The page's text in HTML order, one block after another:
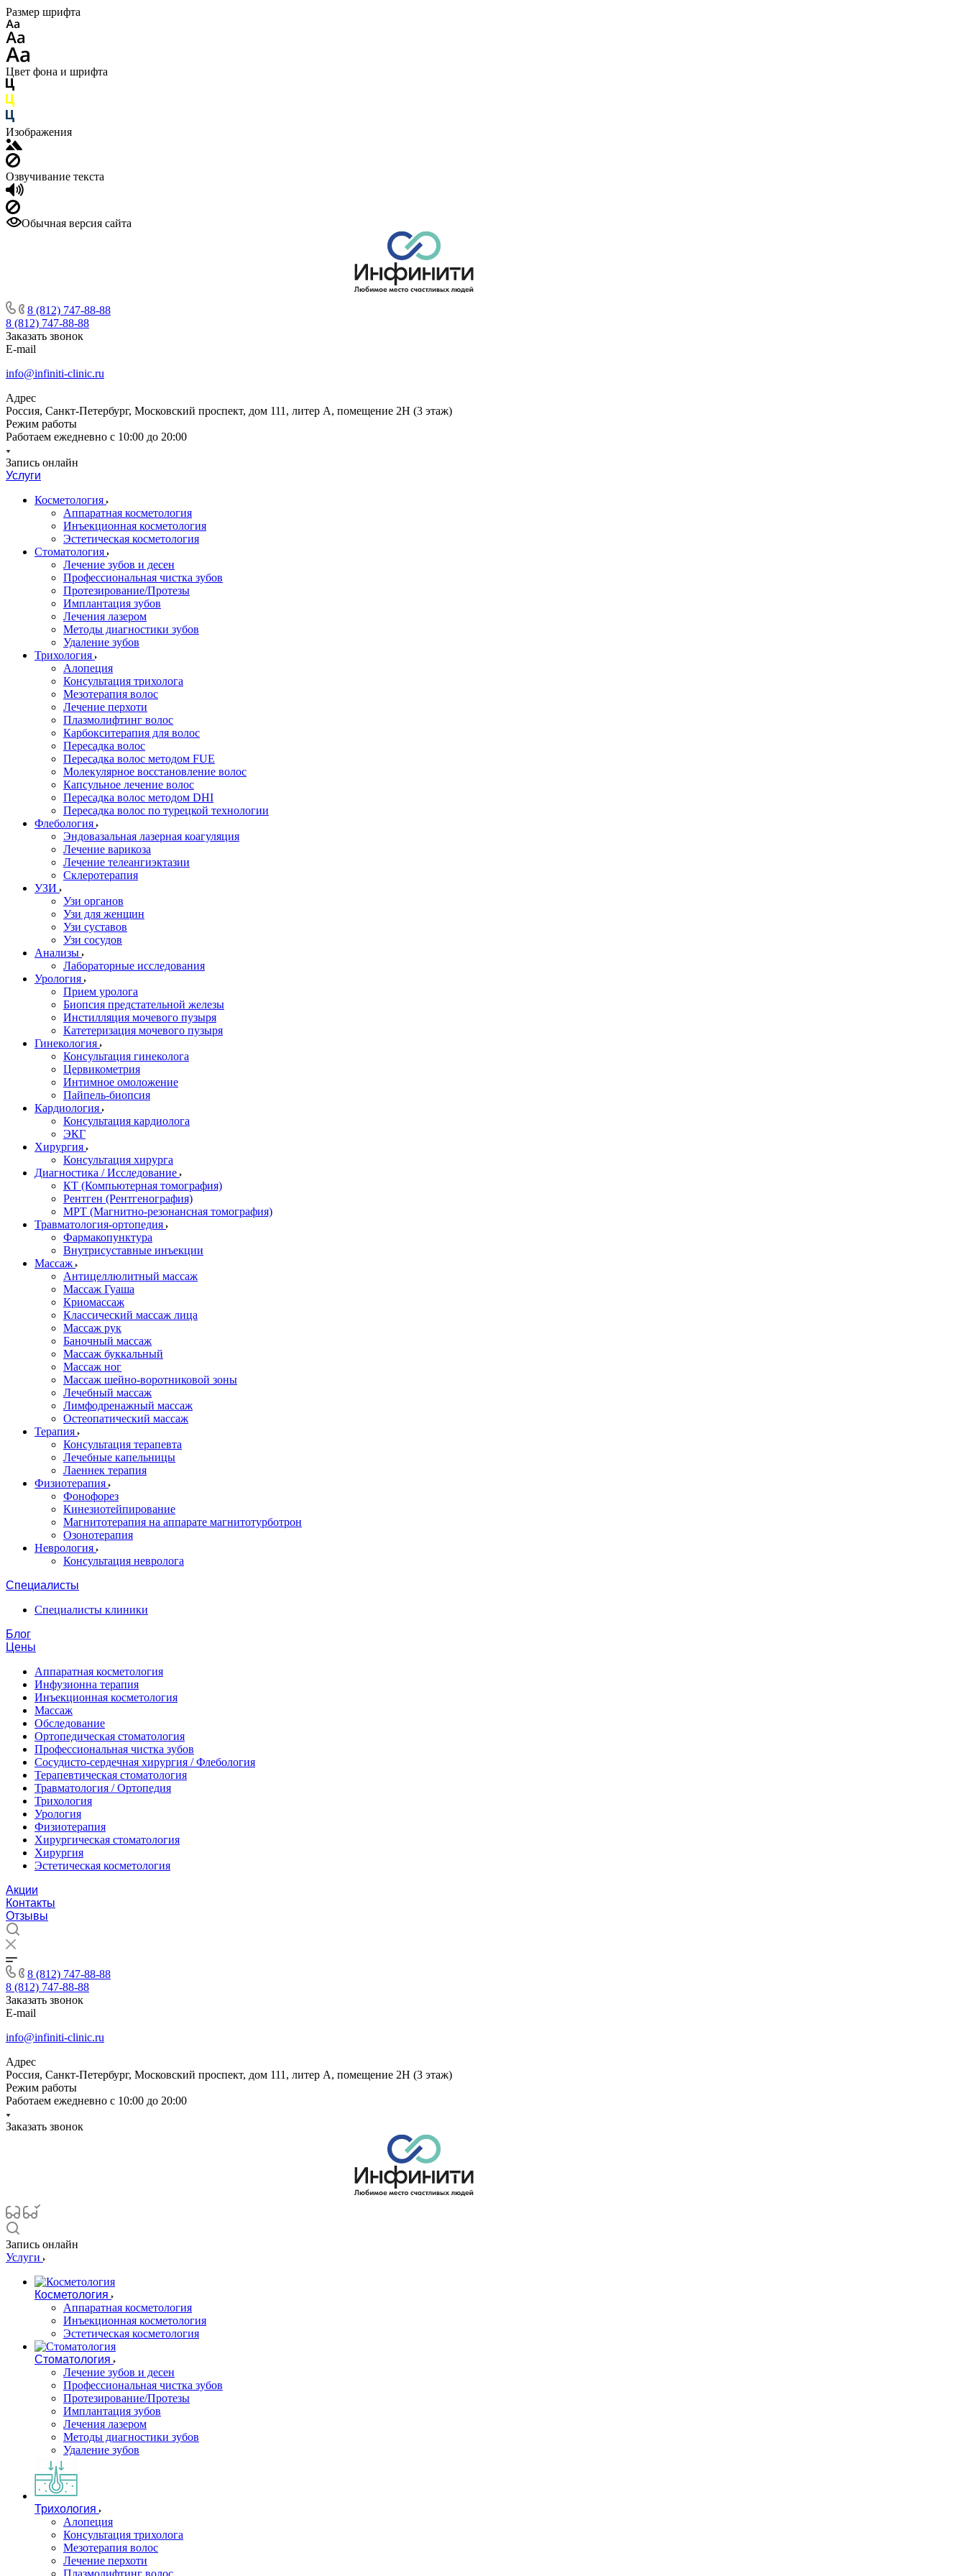
Размер шрифта
Цвет фона и шрифта
Изображения
Озвучивание текста
Обычная версия сайта
8 (812) 747-88-88
8 (812) 747-88-88
Заказать звонок
E-mail
info@infiniti-clinic.ru
Адрес
Россия, Санкт-Петербург, Московский проспект, дом 111, литер А, помещение 2Н (3 этаж)
Режим работы
Работаем ежедневно с 10:00 до 20:00
Запись онлайн
Услуги
Косметология
Аппаратная косметология
Инъекционная косметология
Эстетическая косметология
Стоматология
Лечение зубов и десен
Профессиональная чистка зубов
Протезирование/Протезы
Имплантация зубов
Лечения лазером
Методы диагностики зубов
Удаление зубов
Трихология
Алопеция
Консультация трихолога
Мезотерапия волос
Лечение перхоти
Плазмолифтинг волос
Карбокситерапия для волос
Пересадка волос
Пересадка волос методом FUE
Молекулярное восстановление волос
Капсульное лечение волос
Пересадка волос методом DHI
Пересадка волос по турецкой технологии
Флебология
Эндовазальная лазерная коагуляция
Лечение варикоза
Лечение телеангиэктазии
Склеротерапия
УЗИ
Узи органов
Узи для женщин
Узи cуставов
Узи сосудов
Анализы
Лабораторные исследования
Урология
Прием уролога
Биопсия предстательной железы
Инстилляция мочевого пузыря
Катетеризация мочевого пузыря
Гинекология
Консультация гинеколога
Цервикометрия
Интимное омоложение
Пайпель-биопсия
Кардиология
Консультация кардиолога
ЭКГ
Хирургия
Консультация хирурга
Диагностика / Исследование
КТ (Компьютерная томография)
Рентген (Рентгенография)
МРТ (Магнитно-резонансная томография)
Травматология-ортопедия
Фармакопунктура
Внутрисуставные инъекции
Массаж
Антицеллюлитный массаж
Массаж Гуаша
Криомассаж
Классический массаж лица
Массаж рук
Баночный массаж
Массаж буккальный
Массаж ног
Массаж шейно-воротниковой зоны
Лечебный массаж
Лимфодренажный массаж
Остеопатический массаж
Терапия
Консультация терапевта
Лечебные капельницы
Лаеннек терапия
Физиотерапия
Фонофорез
Кинезиотейпирование
Магнитотерапия на аппарате магнитотурботрон
Озонотерапия
Неврология
Консультация невролога
Специалисты
Специалисты клиники
Блог
Цены
Аппаратная косметология
Инфузионна терапия
Инъекционная косметология
Массаж
Обследование
Ортопедическая стоматология
Профессиональная чистка зубов
Сосудисто-сердечная хирургия / Флебология
Терапевтическая стоматология
Травматология / Ортопедия
Трихология
Урология
Физиотерапия
Хирургическая стоматология
Хирургия
Эстетическая косметология
Акции
Контакты
Отзывы
8 (812) 747-88-88
8 (812) 747-88-88
Заказать звонок
E-mail
info@infiniti-clinic.ru
Адрес
Россия, Санкт-Петербург, Московский проспект, дом 111, литер А, помещение 2Н (3 этаж)
Режим работы
Работаем ежедневно с 10:00 до 20:00
Заказать звонок
Запись онлайн
Услуги
Косметология
Аппаратная косметология
Инъекционная косметология
Эстетическая косметология
Стоматология
Лечение зубов и десен
Профессиональная чистка зубов
Протезирование/Протезы
Имплантация зубов
Лечения лазером
Методы диагностики зубов
Удаление зубов
Трихология
Алопеция
Консультация трихолога
Мезотерапия волос
Лечение перхоти
Плазмолифтинг волос